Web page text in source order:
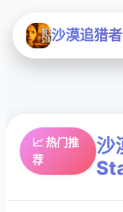
沙漠追猎
📈 热门推
荐
沙